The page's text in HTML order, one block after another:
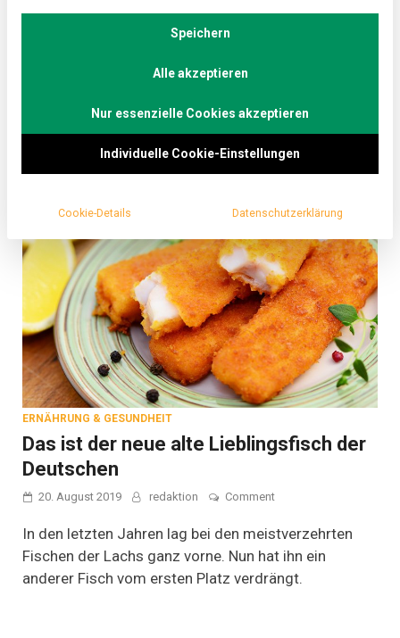
auf
Lebensmittel genutzt worden sein. Heute gelten sie
als Lebensmittel der Zukunft und wachsen unter
Algenfarmen. lebensmittelmagazin.de hat eine in
ERNÄHRUNG & GESUNDHEIT
Das ist der neue alte Lieblingsfisch der
Deutschen
20. August 2019 redaktion Commenton
ist
der
neue
alte
In den letzten Jahren lag bei den meistverzehrten
Fischen der Lachs ganz vorne. Nun hat ihn ein
anderer Fisch vom ersten Platz verdrängt.
Speichern
Alle akzeptieren
Nur essenzielle Cookies akzeptieren
Individuelle Cookie-Einstellungen
Cookie-Details Datenschutzerklärung